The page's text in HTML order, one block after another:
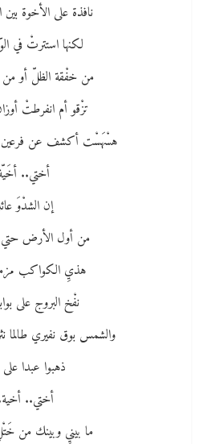
نافذة‮ ‬على الأخوة بين
لكنها استترتْ‮ ‬في
من خفْقة الظلّ‮ ‬أو من
تزْقو أم انفرطتْ‮
هسْهَسْت أكشف عن فرعين
أختي‮..
إن الشدْوَ‮
من أول الأرض حتي
هذيِ‮ ‬الكواكب
نفْخ البروج على
والشمس بوق نفيري‮
ذهبوا عبدا‮
أختي‮..
ما بينيِ‮ ‬وبينك من